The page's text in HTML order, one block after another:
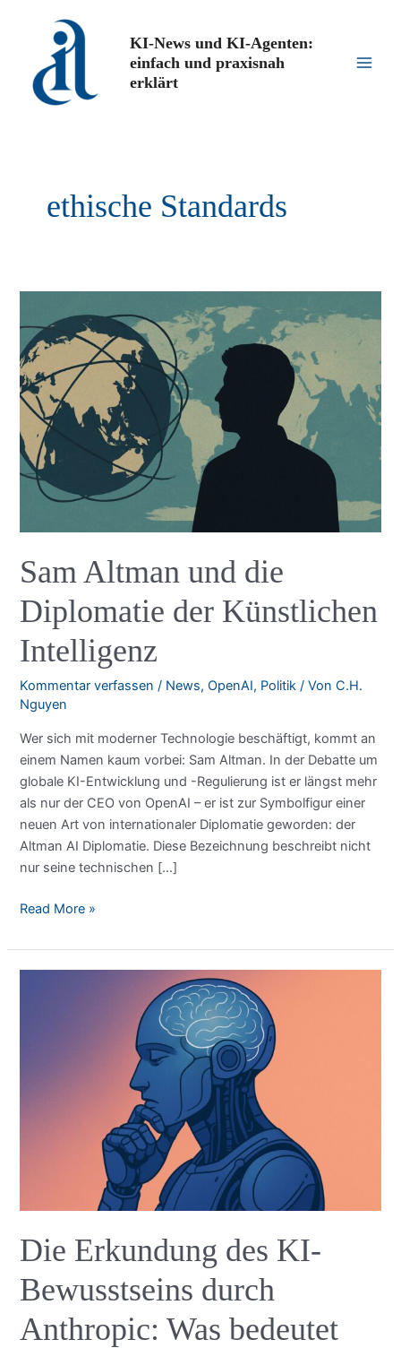
springen
KI-News und KI-Agenten:
einfach und praxisnah
erklärt
ethische Standards
Sam Altman und die
Diplomatie der Künstlichen
Intelligenz
Kommentar verfassen / News,OpenAI, Politik / VonC.H.
Nguyen
Wer sich mit moderner Technologie beschäftigt, kommt an
einem Namen kaum vorbei: Sam Altman. In der Debatte um
globale KI-Entwicklung und -Regulierung ist er längst mehr
als nur der CEO von OpenAI – er ist zur Symbolfigur einer
neuen Art von internationaler Diplomatie geworden: der
Altman AI Diplomatie. Diese Bezeichnung beschreibt nicht
nur seine technischen […]
Sam
und
die
Read More »
Die Erkundung des KI-
Bewusstseins durch
Anthropic: Was bedeutet